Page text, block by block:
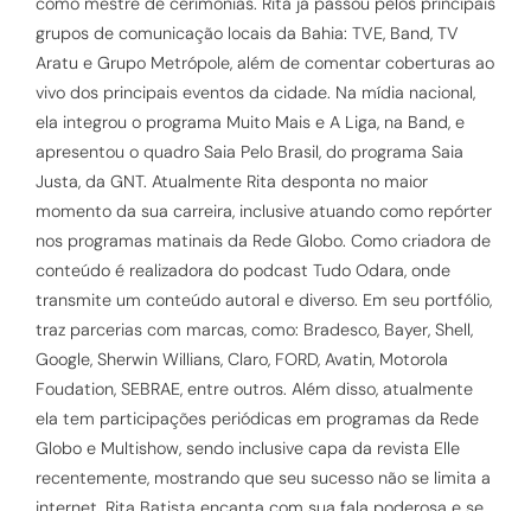
grupos de comunicação locais da Bahia: TVE, Band, TV
Aratu e Grupo Metrópole, além de comentar coberturas ao
vivo dos principais eventos da cidade. Na mídia nacional,
ela integrou o programa Muito Mais e A Liga, na Band, e
apresentou o quadro Saia Pelo Brasil, do programa Saia
Justa, da GNT. Atualmente Rita desponta no maior
momento da sua carreira, inclusive atuando como repórter
nos programas matinais da Rede Globo. Como criadora de
conteúdo é realizadora do podcast Tudo Odara, onde
transmite um conteúdo autoral e diverso. Em seu portfólio,
traz parcerias com marcas, como: Bradesco, Bayer, Shell,
Google, Sherwin Willians, Claro, FORD, Avatin, Motorola
Foudation, SEBRAE, entre outros. Além disso, atualmente
ela tem participações periódicas em programas da Rede
Globo e Multishow, sendo inclusive capa da revista Elle
recentemente, mostrando que seu sucesso não se limita a